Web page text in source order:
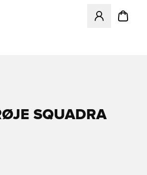
Åbner en
SQUADRA